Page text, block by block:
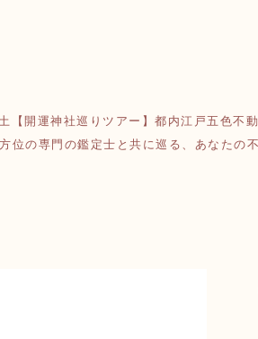
【開運神社巡りツアー】都内江戸五色不
位の専門の鑑定士と共に巡る、あなたの